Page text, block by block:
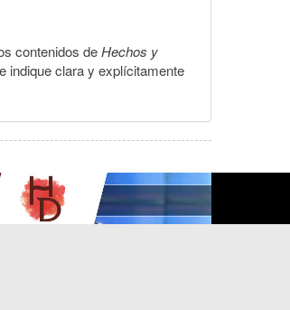
contenidos deHechos y
indique clara y explícitamente